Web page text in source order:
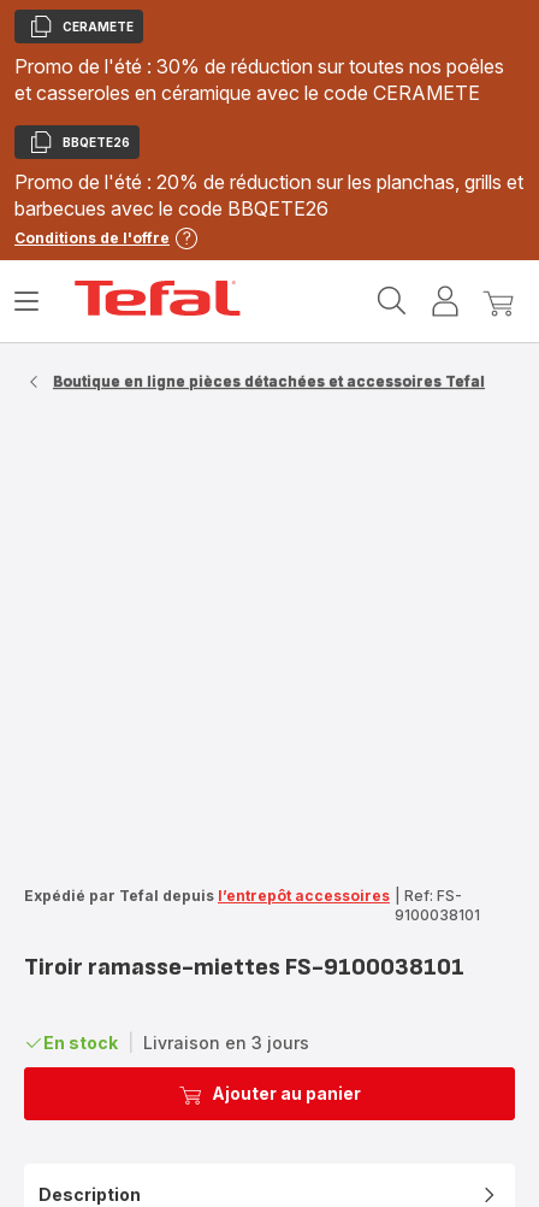
Copier
CERAMETE
Promo de l'été : 30% de réduction sur toutes nos poêles
et casseroles en céramique avec le code CERAMETE
Copier
BBQETE26
Promo de l'été : 20% de réduction sur les planchas, grills et
barbecues avec le code BBQETE26
Conditions de l'offre
MonMon
Ouvrir
Boutique en ligne pièces détachées et accessoires Tefal
Expédié par Tefal depuis l’entrepôt accessoires
Ref: FS-
9100038101
Tiroir ramasse-miettes FS-9100038101
En stock Livraison en 3 jours
Ajouter au panier
Description